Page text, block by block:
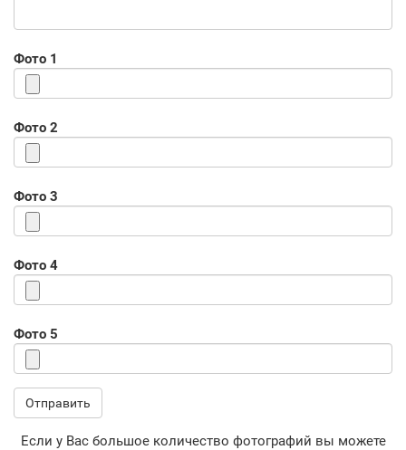
Фото 1
Фото 2
Фото 3
Фото 4
Фото 5
Отправить
Если у Вас большое количество фотографий вы можете